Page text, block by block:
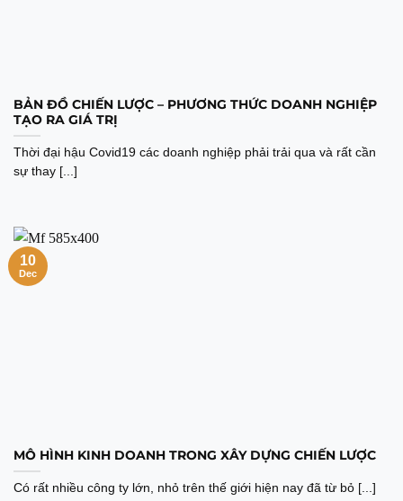
BẢN ĐỒ CHIẾN LƯỢC – PHƯƠNG THỨC DOANH NGHIỆP
TẠO RA GIÁ TRỊ
Thời đại hậu Covid19 các doanh nghiệp phải trải qua và rất cần
sự thay [...]
MÔ HÌNH KINH DOANH TRONG XÂY DỰNG CHIẾN LƯỢC
Có rất nhiều công ty lớn, nhỏ trên thế giới hiện nay đã từ bỏ [...]
10
Dec